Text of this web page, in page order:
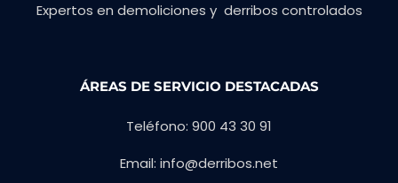
Expertos en demoliciones y derribos controlados
ÁREAS DE SERVICIO DESTACADAS
Teléfono: 900 43 30 91
Email: info@derribos.net